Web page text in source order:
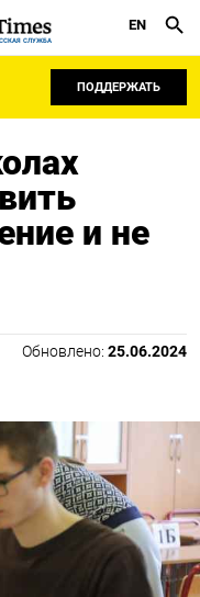
СЛУЖБА
EN
ПОДДЕРЖАТЬ
и не
Обновлено: 25.06.2024